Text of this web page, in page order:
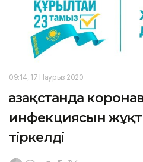
09:14, 17 Наурыз 2020
Қазақстанда
инфекциясын
тіркелді